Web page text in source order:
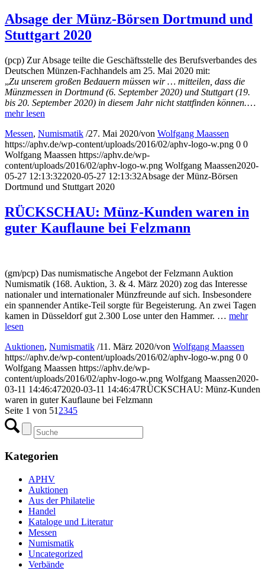
Absage der Münz-Börsen Dortmund und
Stuttgart 2020
(pcp) Zur Absage teilte die Geschäftsstelle des Berufsverbandes des
Deutschen Münzen-Fachhandels am 25. Mai 2020 mit:
„Zu unserem großen Bedauern müssen wir … mitteilen, dass die
Münzmessen in Dortmund (6. September 2020) und Stuttgart (19.
bis 20. September 2020) in diesem Jahr nicht stattfinden können.…
mehr lesen
Messen, Numismatik /27. Mai 2020/von Wolfgang Maassen
https://aphv.de/wp-content/uploads/2016/02/aphv-logo-w.png 0 0
Wolfgang Maassen https://aphv.de/wp-
content/uploads/2016/02/aphv-logo-w.png Wolfgang Maassen2020-
05-27 12:13:322020-05-27 12:13:32Absage der Münz-Börsen
Dortmund und Stuttgart 2020
RÜCKSCHAU: Münz-Kunden waren in
guter Kauflaune bei Felzmann
(gm/pcp) Das numismatische Angebot der Felzmann Auktion
Numismatik (168. Auktion, 3. & 4. März 2020) zog das Interesse
nationaler und internationaler Münzfreunde auf sich. Insbesondere
ein spannender Antike-Teil sorgte für Begeisterung. An zwei Tagen
kamen in Düsseldorf gut 2.300 Lose unter den Hammer. … mehr
lesen
Auktionen, Numismatik /11. März 2020/von Wolfgang Maassen
https://aphv.de/wp-content/uploads/2016/02/aphv-logo-w.png 0 0
Wolfgang Maassen https://aphv.de/wp-
content/uploads/2016/02/aphv-logo-w.png Wolfgang Maassen2020-
03-11 14:46:472020-03-11 14:46:47RÜCKSCHAU: Münz-Kunden
waren in guter Kauflaune bei Felzmann
Seite 1 von 51 2345
Kategorien
APHV
Auktionen
Aus der Philatelie
Handel
Kataloge und Literatur
Messen
Numismatik
Uncategorized
Verbände